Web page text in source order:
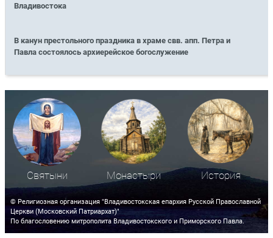
Владивостока
В канун престольного праздника в храме свв. апп. Петра и
Павла состоялось архиерейское богослужение
Святыни Монастыри История
© Религиозная организация "Владивостокская епархия Русской Православной
Церкви (Московский Патриархат)"
По благословению митрополита Владивостокского и Приморского Павла.